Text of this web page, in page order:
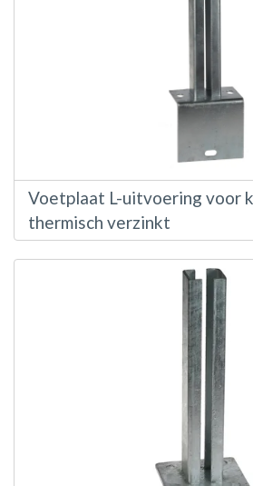
Voetplaat L-uitvoering voor
thermisch verzinkt